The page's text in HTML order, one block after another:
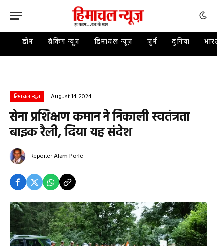
होम ब्रेकिंग न्यूज़ हिमाचल न्यूज़ जुर्म दुनिया
हिमाचल न्यूज़ August 14, 2024
सेना प्रशिक्षण कमान ने निकाली स्वतंत्रता
बाइक रैली, दिया यह संदेश
ReporterAlam Porle